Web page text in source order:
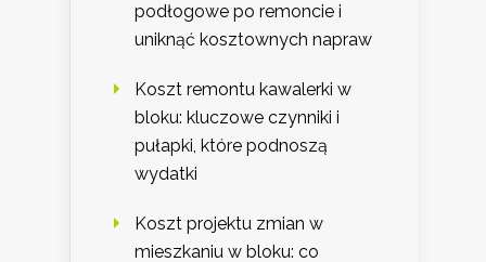
podłogowe po remoncie i
uniknąć kosztownych napraw
Koszt remontu kawalerki w
bloku: kluczowe czynniki i
pułapki, które podnoszą
wydatki
Koszt projektu zmian w
mieszkaniu w bloku: co